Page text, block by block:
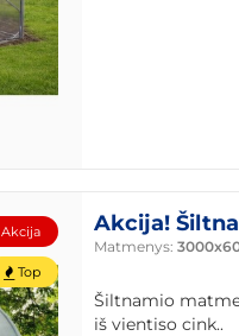
Akcija
Top
Akcija!
Matmenys:
Šiltnamio
iš vientiso cink..